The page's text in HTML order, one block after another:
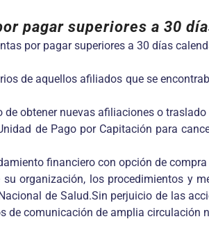
pagar superiores a 30
por pagar superiores a 30 días
de aquellos afiliados que se
obtener nuevas afiliaciones o
de Pago por Capitación para
financiero con opción de
organización, los procedimientos y
de Salud.Sin perjuicio de las
de comunicación de amplia